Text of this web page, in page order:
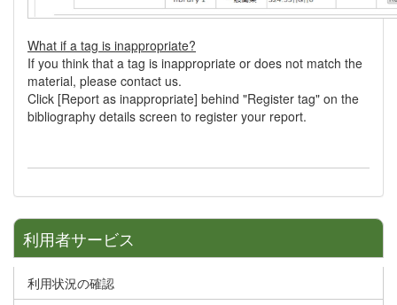
What if a tag is inappropriate?
If you think that a tag is inappropriate or does not match the
material, please contact us.
Click [Report as inappropriate] behind "Register tag" on the
bibliography details screen to register your report.
利用者サービス
利用状況の確認